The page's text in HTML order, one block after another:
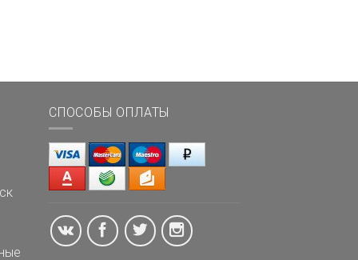
СПОСОБЫ ОПЛАТЫ